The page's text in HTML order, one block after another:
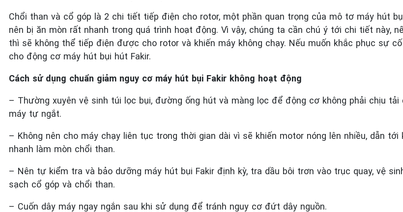
Chổi than và cổ góp là 2 chi tiết tiếp điện cho rotor, một phần quan trọng của mô tơ máy hút
nên bị ăn mòn rất nhanh trong quá trình hoạt động. Vì vậy, chúng ta cần chú ý tới chi tiết này,
thì sẽ không thể tiếp điện được cho rotor và khiến máy không chạy. Nếu muốn khắc phục sự
cho động cơ máy hút bụi hút Fakir.
Cách sử dụng chuẩn giảm nguy cơ máy hút bụi Fakir không hoạt động
– Thường xuyên vệ sinh túi lọc bụi, đường ống hút và màng lọc để động cơ không phải chịu
máy tự ngắt.
– Không nên cho máy chạy liên tục trong thời gian dài vì sẽ khiến motor nóng lên nhiều, dẫn
nhanh làm mòn chổi than.
– Nên tự kiểm tra và bảo dưỡng máy hút bụi Fakir định kỳ, tra dầu bôi trơn vào trục quay, vệ
sạch cổ góp và chổi than.
– Cuốn dây máy ngay ngắn sau khi sử dụng để tránh nguy cơ đứt dây nguồn.